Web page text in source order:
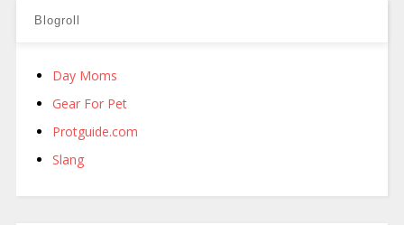
Blogroll
Day Moms
Gear For Pet
Protguide.com
Slang